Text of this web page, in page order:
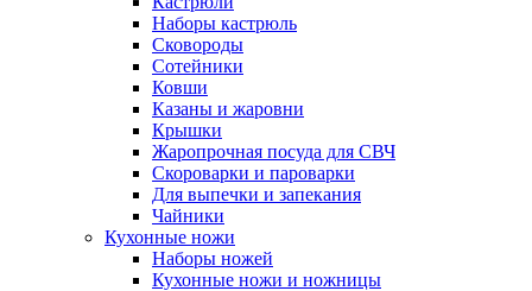
Наборы кастрюль
Сковороды
Сотейники
Ковши
Казаны и жаровни
Крышки
Жаропрочная посуда для СВЧ
Скороварки и пароварки
Для выпечки и запекания
Чайники
Кухонные ножи
Наборы ножей
Кухонные ножи и ножницы